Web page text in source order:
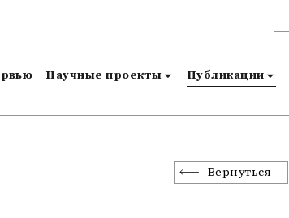
Научные проекты Публикации
Вернуться